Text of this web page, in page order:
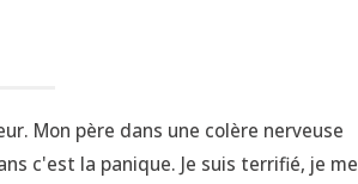
Mon père dans une colère nerveuse
c'est la panique. Je suis terrifié, je me